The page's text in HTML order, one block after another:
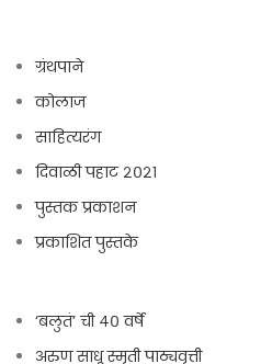
ग्रंथपाने
कोलाज
साहित्यरंग
दिवाळी पहाट २०२१
पुस्तक प्रकाशन
प्रकाशित पुस्तके
‘बलुतं’ ची ४० वर्षे
अरुण साधू स्मृती पाठ्यवृत्ती